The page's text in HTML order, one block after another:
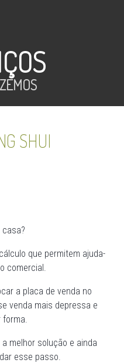
SHUI
que permitem ajuda-
comercial.
a placa de venda no
venda mais depressa e
melhor solução e ainda
esse passo.